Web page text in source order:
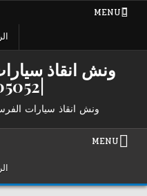
MENU
ونش انقاذ
ونش انقاذ سيارات الفرسان
MENU